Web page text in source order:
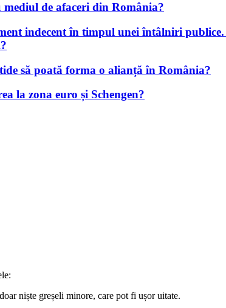
mediul de afaceri din România?
indecent în timpul unei întâlniri
să poată forma o alianță în România?
la zona euro și Schengen?
niște greșeli minore, care pot fi ușor uitate.